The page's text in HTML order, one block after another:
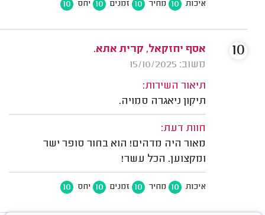
איכות 10 מחיר 10 זמנים 10 יחס 10
אסף יחזקאל, קרית אתא.
משוב: 15/10/2025
תיאור השירות:
תיקון ניאגרה סמויה.
חוות דעת:
מאור היה מדהים! הוא בחור סופר ישר
ומקצוען. הכל עשר!
איכות 10 מחיר 10 זמנים 10 יחס 10
10